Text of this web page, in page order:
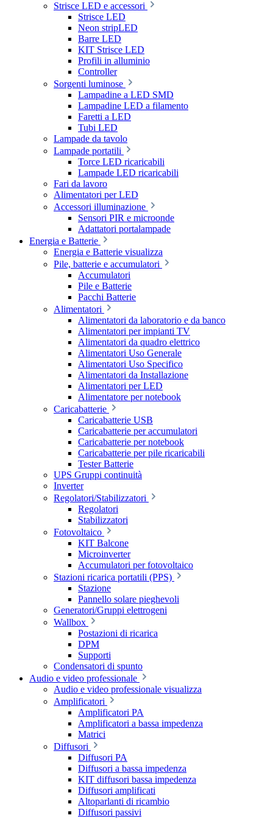
Strisce LED e accessori
Strisce LED
Neon stripLED
Barre LED
KIT Strisce LED
Profili in alluminio
Controller
Sorgenti luminose
Lampadine a LED SMD
Lampadine LED a filamento
Faretti a LED
Tubi LED
Lampade da tavolo
Lampade portatili
Torce LED ricaricabili
Lampade LED ricaricabili
Fari da lavoro
Alimentatori per LED
Accessori illuminazione
Sensori PIR e microonde
Adattatori portalampade
Energia e Batterie
Energia e Batterie visualizza
Pile, batterie e accumulatori
Accumulatori
Pile e Batterie
Pacchi Batterie
Alimentatori
Alimentatori da laboratorio e da banco
Alimentatori per impianti TV
Alimentatori da quadro elettrico
Alimentatori Uso Generale
Alimentatori Uso Specifico
Alimentatori da Installazione
Alimentatori per LED
Alimentatore per notebook
Caricabatterie
Caricabatterie USB
Caricabatterie per accumulatori
Caricabatterie per notebook
Caricabatterie per pile ricaricabili
Tester Batterie
UPS Gruppi continuità
Inverter
Regolatori/Stabilizzatori
Regolatori
Stabilizzatori
Fotovoltaico
KIT Balcone
Microinverter
Accumulatori per fotovoltaico
Stazioni ricarica portatili (PPS)
Stazione
Pannello solare pieghevoli
Generatori/Gruppi elettrogeni
Wallbox
Postazioni di ricarica
DPM
Supporti
Condensatori di spunto
Audio e video professionale
Audio e video professionale visualizza
Amplificatori
Amplificatori PA
Amplificatori a bassa impedenza
Matrici
Diffusori
Diffusori PA
Diffusori a bassa impedenza
KIT diffusori bassa impedenza
Diffusori amplificati
Altoparlanti di ricambio
Diffusori passivi